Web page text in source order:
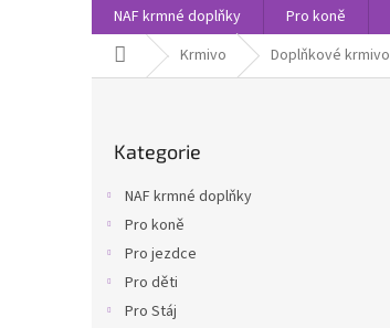
NAF krmné doplňky Pro koně
Domů Krmivo Doplňkové krmivo
kategorie
Kategorie
NAF krmné doplňky
Pro koně
Pro jezdce
Pro děti
Pro Stáj